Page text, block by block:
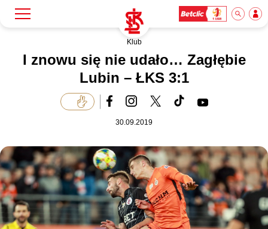
Klub
Akademia
Biznes
Klub
I znowu się nie udało… Zagłębie
Lubin – ŁKS 3:1
30.09.2019